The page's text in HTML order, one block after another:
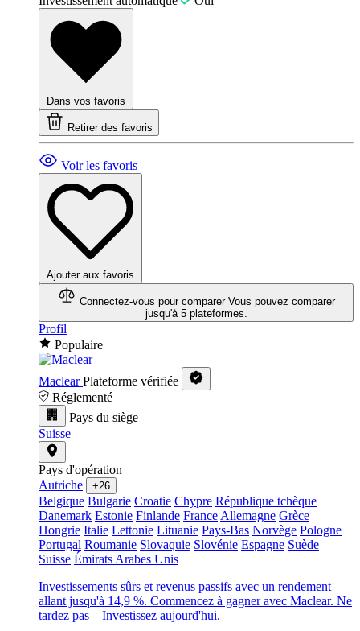
Dans vos favoris
Retirer des favoris
Voir les favoris
Ajouter aux favoris
Connectez-vous pour comparer Vous pouvez comparer
jusqu'à 5 plateformes.
Profil
Populaire
Maclear Plateforme vérifiée
Réglementé
Pays du siège
Suisse
Pays d'opération
Autriche
+26
Belgique Bulgarie Croatie Chypre République tchèque
Danemark Estonie Finlande France Allemagne Grèce
Hongrie Italie Lettonie Lituanie Pays-Bas Norvège Pologne
Portugal Roumanie Slovaquie Slovénie Espagne Suède
Suisse Émirats Arabes Unis
Investissements sûrs et revenus passifs avec un rendement
allant jusqu'à 14,9 %. Commencez à gagner avec Maclear. Ne
tardez pas – Investissez aujourd'hui.